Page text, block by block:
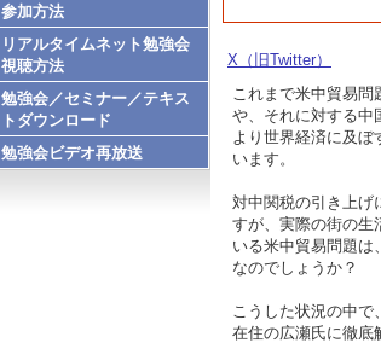
X（旧Twitter）
これまで米中貿易
や、それに対する中
より世界経済に及
います。
対中関税の引き上げ
すが、実際の街の生
いる米中貿易問題は
なのでしょうか？
こうした状況の中
在住の広瀬氏に徹底
参加方法
リアルタイムネット勉強会
視聴方法
勉強会／セミナー／テキス
トダウンロード
勉強会ビデオ再放送